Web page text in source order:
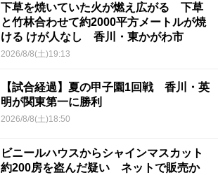
下草を焼いていた火が燃え広がる 下草
と竹林合わせて約2000平方メートルが焼
ける けが人なし 香川・東かがわ市
2026/8/8(土)19:13
【試合経過】夏の甲子園1回戦 香川・英
明が関東第一に勝利
2026/8/8(土)18:50
ビニールハウスからシャインマスカット
約200房を盗んだ疑い ネットで販売か